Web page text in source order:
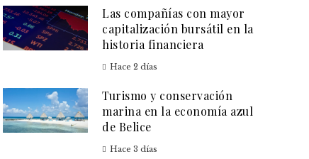
Las compañías con mayor
capitalización bursátil en la
historia financiera
Hace 2 días
Turismo y conservación
marina en la economía azul
de Belice
Hace 3 días